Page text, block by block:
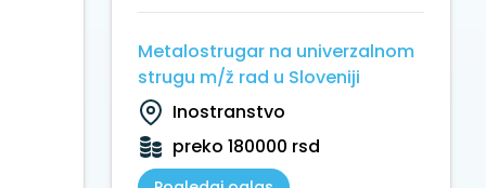
Metalostrugar na univerzalnom
strugu m/ž rad u Sloveniji
Inostranstvo
preko 180000 rsd